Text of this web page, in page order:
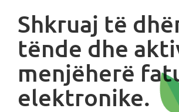
Shkruaj të
tënde dhe
menjëherë
elektronike.